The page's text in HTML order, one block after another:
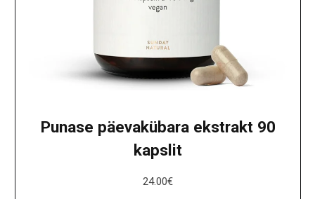
Punase päevakübara ekstrakt 90
kapslit
24.00€